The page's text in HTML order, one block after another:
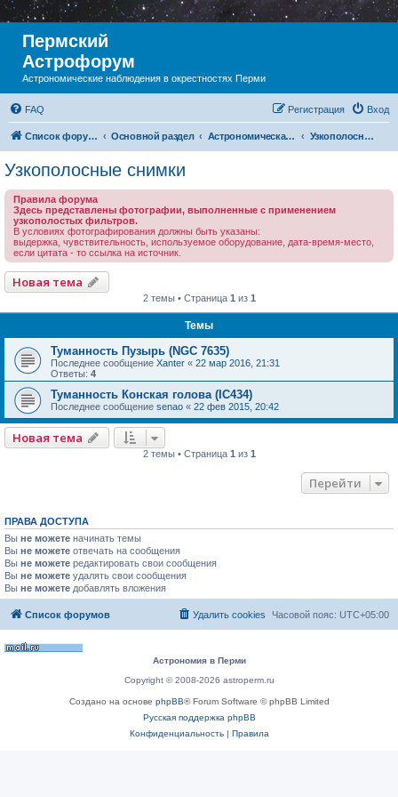
Пермский
Астрофорум
Астрономические наблюдения в окрестностях Перми
FAQ Вход
Регистрация
Список форумов Основной раздел Астрономическая фотография Узкополосные снимки
Узкополосные снимки
Правила форума
Здесь представлены фотографии, выполненные с применением
узкополостых фильтров.
В условиях фотографирования должны быть указаны:
выдержка, чувствительность, используемое оборудование, дата-время-место,
если цитата - то ссылка на источник.
Новая тема
2 темы • Страница 1 из 1
Темы
Туманность Пузырь (NGC 7635)
Последнее сообщение Xanter « 22 мар 2016, 21:31
Ответы: 4
Туманность Конская голова (IC434)
Последнее сообщение senao « 22 фев 2015, 20:42
Новая тема
2 темы • Страница 1 из 1
Перейти
ПРАВА ДОСТУПА
Вы не можете начинать темы
Вы не можете отвечать на сообщения
Вы не можете редактировать свои сообщения
Вы не можете удалять свои сообщения
Вы не можете добавлять вложения
Список форумов Часовой пояс: UTC+05:00
Удалить cookies
Астрономия в Перми
Copyright © 2008-2026 astroperm.ru
Создано на основе phpBB® Forum Software © phpBB Limited
Русская поддержка phpBB
Конфиденциальность| Правила